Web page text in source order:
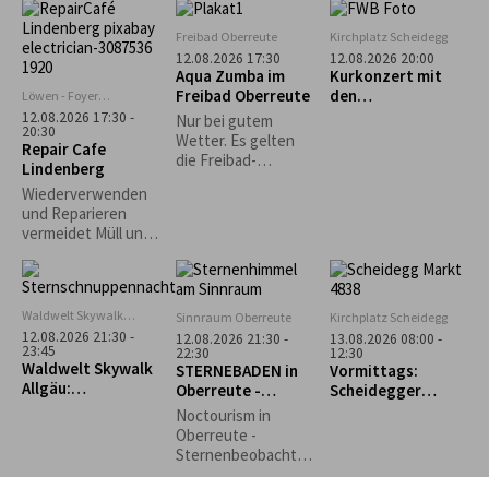
dem Motto „Ganz
schön punktig!“
bietet der
Workshop mit Gisela
Dobler die
Möglichkeit, in das
Leben und fröhlich-
bunte Werk der
japanischen
Künstlerin Yayoi
Kusama
einzutauchen. Mit
Materialien lassen
wir Punkte und
Farben tanzen.
Löwen - Foyer
Lindenberg
12.08.2026 17:30 -
20:30
Repair Cafe
Lindenberg
Wiederverwenden
und Reparieren
vermeidet Müll und
Rohstoffe und
Ressourcen,
welche ansonsten
für die Produktion
neuer Gegenstände
aufgewendet
werden müssten.
Freibad Oberreute
12.08.2026 17:30
Aqua Zumba im
Freibad Oberreute
Nur bei gutem
Wetter. Es gelten
die Freibad-
Kirchplatz Scheidegg
12.08.2026 20:00
Kurkonzert mit
den
Waldwelt Skywalk
Allgäu, Scheidegg
12.08.2026 21:30 -
23:45
Waldwelt Skywalk
Allgäu:
Sinnraum Oberreute
12.08.2026 21:30 -
22:30
STERNEBADEN in
Oberreute -
Perseiden-
Beobachtung
Noctourism in
Oberreute -
Sternenbeobachtu
Kirchplatz Scheidegg
13.08.2026 08:00 -
12:30
Vormittags:
Scheidegger